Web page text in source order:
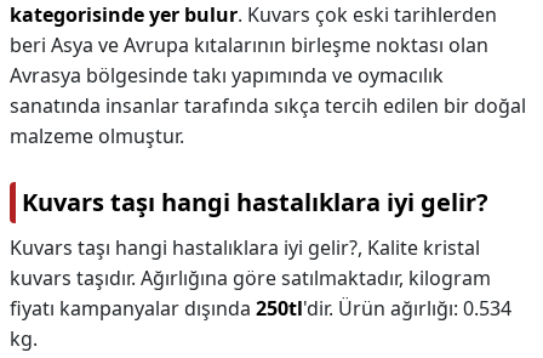
kategorisinde yer bulur. Kuvars çok eski tarihlerden
beri Asya ve Avrupa kıtalarının birleşme noktası olan
Avrasya bölgesinde takı yapımında ve oymacılık
sanatında insanlar tarafında sıkça tercih edilen bir doğal
malzeme olmuştur.
Kuvars taşı hangi hastalıklara iyi gelir?
Kuvars taşı hangi hastalıklara iyi gelir?, Kalite kristal
kuvars taşıdır. Ağırlığına göre satılmaktadır, kilogram
fiyatı kampanyalar dışında 250tl'dir. Ürün ağırlığı: 0.534
kg.